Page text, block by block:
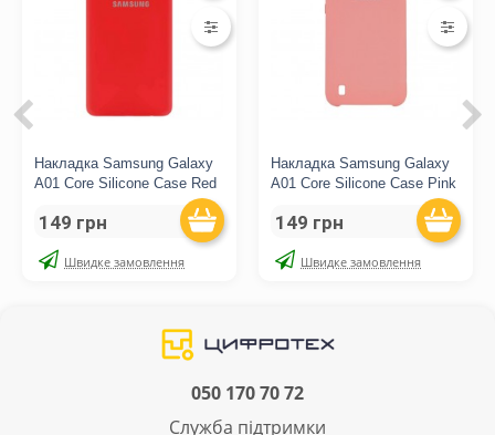
Накладка Samsung Galaxy
A01 Core Silicone Case Red
149 грн
Швидке замовлення
Накладка Samsung Galaxy
A01 Core Silicone Case Pink
149 грн
Швидке замовлення
050 170 70 72
Служба підтримки